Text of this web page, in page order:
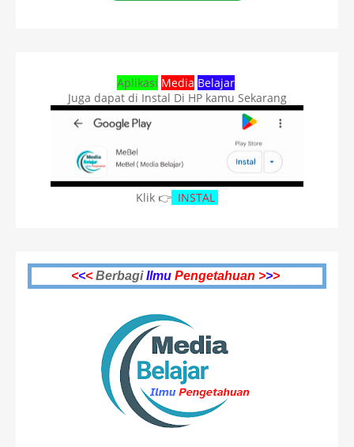
Aplikasi Media Belajar
Juga dapat di Instal Di HP kamu Sekarang
Klik 👉 INSTAL
<<< BerbagiIlmu Pengetahuan >>>